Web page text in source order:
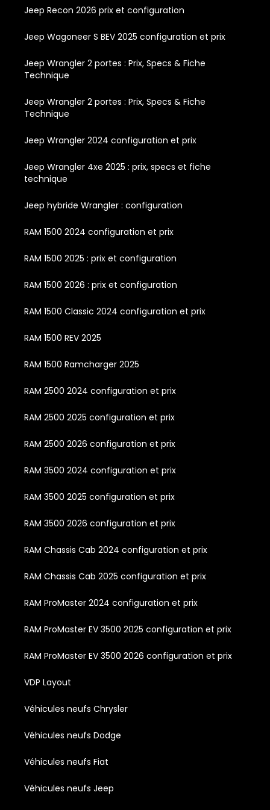
Jeep Recon 2026 prix et configuration
Jeep Wagoneer S BEV 2025 configuration et prix
Jeep Wrangler 2 portes : Prix, Specs & Fiche
Technique
Jeep Wrangler 2 portes : Prix, Specs & Fiche
Technique
Jeep Wrangler 2024 configuration et prix
Jeep Wrangler 4xe 2025 : prix, specs et fiche
technique
Jeep hybride Wrangler : configuration
RAM 1500 2024 configuration et prix
RAM 1500 2025 : prix et configuration
RAM 1500 2026 : prix et configuration
RAM 1500 Classic 2024 configuration et prix
RAM 1500 REV 2025
RAM 1500 Ramcharger 2025
RAM 2500 2024 configuration et prix
RAM 2500 2025 configuration et prix
RAM 2500 2026 configuration et prix
RAM 3500 2024 configuration et prix
RAM 3500 2025 configuration et prix
RAM 3500 2026 configuration et prix
RAM Chassis Cab 2024 configuration et prix
RAM Chassis Cab 2025 configuration et prix
RAM ProMaster 2024 configuration et prix
RAM ProMaster EV 3500 2025 configuration et prix
RAM ProMaster EV 3500 2026 configuration et prix
VDP Layout
Véhicules neufs Chrysler
Véhicules neufs Dodge
Véhicules neufs Fiat
Véhicules neufs Jeep